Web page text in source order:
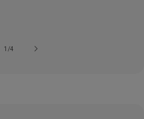
1 /
の4